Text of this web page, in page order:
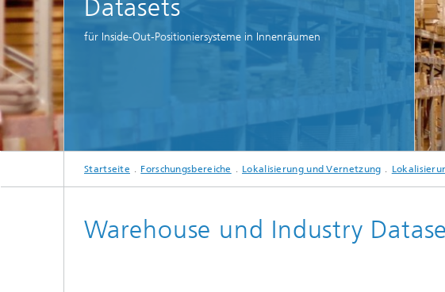
Strategische Initiativen
Datasets
für Inside-Out-Positioniersysteme in Innenräumen
Startseite Forschungsbereiche Lokalisierung und Vernetzung
Warehouse und Industry